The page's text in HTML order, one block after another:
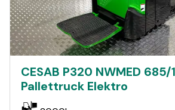
CESAB P320 NWMED
Pallettruck Elektro